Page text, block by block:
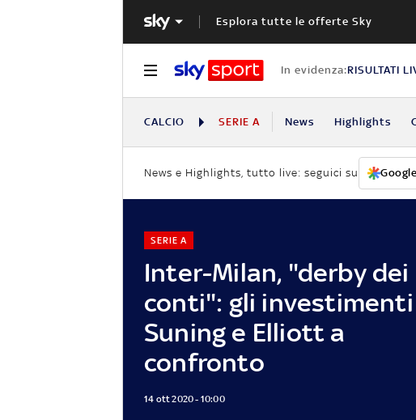
Esplora tutte le offerte Sky
In evidenza:RISULTATI
CALCIO SERIE A News Highlights
News e Highlights, tutto live: seguici su
Inter-Milan, "derby dei
conti": gli
Suning e Elliott a
confronto
SERIE A
14 ott 2020 - 10:00